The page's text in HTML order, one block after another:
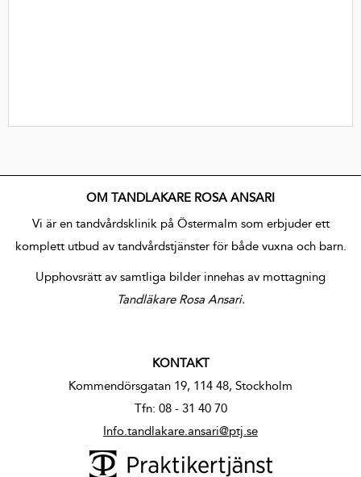
OM TANDLÄKARE ROSA ANSARI
Vi är en tandvårdsklinik på Östermalm som erbjuder ett
komplett utbud av tandvårdstjänster för både vuxna och barn.
Upphovsrätt av samtliga bilder innehas av mottagning
Tandläkare Rosa Ansari.
KONTAKT
Kommendörsgatan 19, 114 48, Stockholm
Tfn: 08 - 31 40 70
Info.tandlakare.ansari@ptj.se